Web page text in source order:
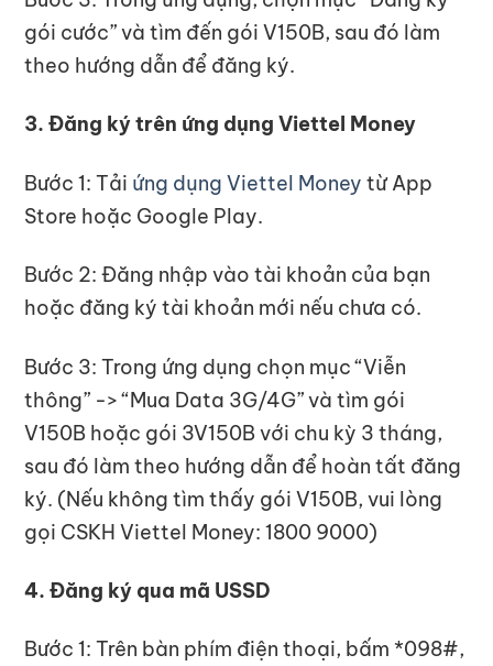
gói cước” và tìm đến gói V150B, sau đó làm
theo hướng dẫn để đăng ký.
3. Đăng ký trên ứng dụng Viettel Money
Bước 1: Tải ứng dụng Viettel Money từ App
Store hoặc Google Play.
Bước 2: Đăng nhập vào tài khoản của bạn
hoặc đăng ký tài khoản mới nếu chưa có.
Bước 3: Trong ứng dụng chọn mục “Viễn
thông” -> “Mua Data 3G/4G” và tìm gói
V150B hoặc gói 3V150B với chu kỳ 3 tháng,
sau đó làm theo hướng dẫn để hoàn tất đăng
ký. (Nếu không tìm thấy gói V150B, vui lòng
gọi CSKH Viettel Money: 1800 9000)
4. Đăng ký qua mã USSD
Bước 1: Trên bàn phím điện thoại, bấm *098#,